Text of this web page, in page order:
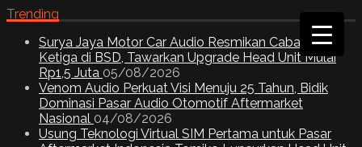
Trending
Surya Jaya Motor Car Audio Resmikan Cabang
Ketiga di BSD, Tawarkan Upgrade Head Unit Mulai
Rp1,5 Juta 05/08/2026
Venom Audio Perkuat Visi Menuju 25 Tahun, Bidik
Dominasi Pasar Audio Otomotif Aftermarket
Nasional 04/08/2026
Usung Teknologi Virtual SIM Pertama untuk Pasar